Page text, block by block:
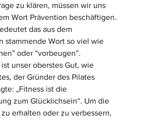
zu klären, müssen wir uns
Wort Prävention beschäftigen.
das aus dem
stammende Wort so viel wie
oder “vorbeugen”.
unser oberstes Gut, wie
der Gründer des Pilates
„Fitness ist die
zum Glücklichsein“. Um die
erhalten oder zu verbessern,